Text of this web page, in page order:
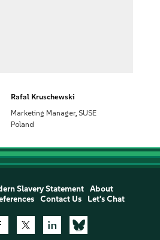
Rafal Kruschewski
Marketing Manager, SUSE
Poland
Slavery Statement
About
Contact Us Let's Chat